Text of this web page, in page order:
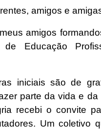
amigos e
amigos
de Educação
iniciais são de
parte da vida e
recebi o convite
Um coletivo